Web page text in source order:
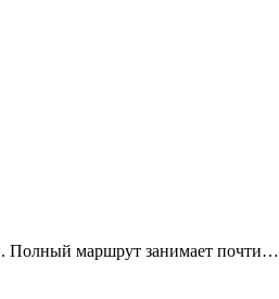
Полный маршрут занимает почти…